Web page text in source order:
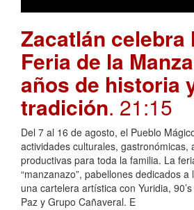
Zacatlán celebra
Feria de la
años de historia
tradición. 21:15
Del 7 al 16 de agosto, el Pueblo
actividades culturales, gastronómicas,
productivas para toda la familia. La
“manzanazo”, pabellones dedicados
una cartelera artística con Yuridia,
Paz y Grupo Cañaveral. E